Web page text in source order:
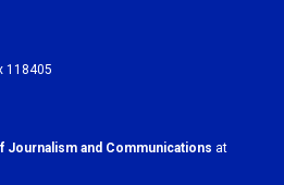
118405
Journalism and Communications at